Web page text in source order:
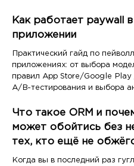
Как работает paywall
приложении
Практический гайд по
приложениях: от выбора
правил App Store/Google Play
A/B-тестирования и выбора
Что такое ORM и
может обойтись без
тех, кто ещё не
Когда вы в последний раз